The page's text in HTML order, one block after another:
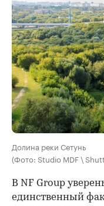
Долина реки Сетунь
(Фото: Studio MDF \
В NF Group
единственный